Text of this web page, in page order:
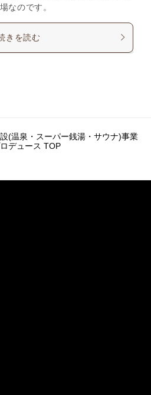
なのです。
きを読む
(温泉・スーパー銭湯・サウナ)事業
デュース TOP